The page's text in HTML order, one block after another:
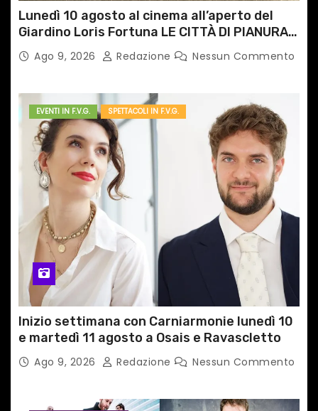
Lunedì 10 agosto al cinema all’aperto del
Giardino Loris Fortuna LE CITTÀ DI PIANURA,
il caso cinematografico dell’anno!
Ago 9, 2026 Redazione Nessun Commento
EVENTI IN F.V.G. SPETTACOLI IN F.V.G.
Inizio settimana con Carniarmonie lunedì 10
e martedì 11 agosto a Osais e Ravascletto
Ago 9, 2026 Redazione Nessun Commento